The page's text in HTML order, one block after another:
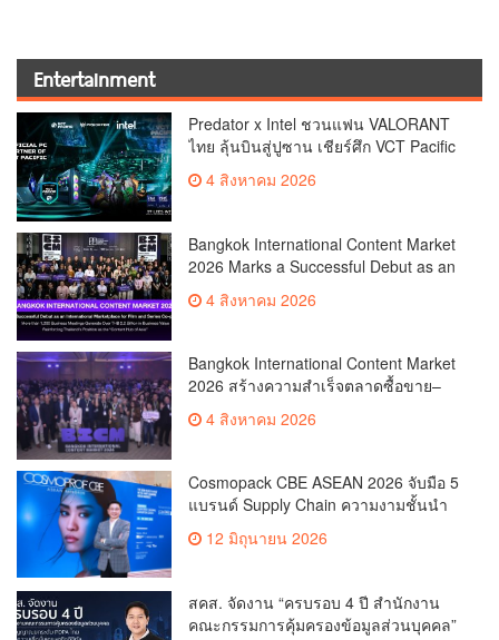
Entertainment
Predator x Intel ชวนแฟน VALORANT
ไทย ลุ้นบินสู่ปูซาน เชียร์ศึก VCT Pacific
Finals Busan ประเทศเกาหลีใต้ Predator
x Intel ชวนแฟน VALORANT ไทย ลุ้นบิน
สุดพิเศษตลอดทัวร์นาเมนต์
4 สิงหาคม 2026
Bangkok International Content Market
2026 Marks a Successful Debut as an
Series Co-productionMore than 1,200
THB 2.2 Billion in Business
ValueReinforcing Thailand’s Position
as the “Content Hub of Asia”
4 สิงหาคม 2026
Bangkok International Content Market
2026 สร้างความสำเร็จตลาดซื้อขาย–
ร่วมผลิตคอนเทนต์ภาพยนตร์และซีรีส์
ระดับนานาชาติเกิดการเจรจาธุรกิจกว่า
ตอกย้ำไทยสู่ “Content Hub of Asia”
4 สิงหาคม 2026
Cosmopack CBE ASEAN 2026 จับมือ 5
แบรนด์ Supply Chain ความงามชั้นนำ
เดินเครื่องโรงงานผลิตเครื่องสำอาง
จำลอง “The Sunscreen Factory” ไฮไลต์
Bangkok 2026
12 มิถุนายน 2026
สคส. จัดงาน “ครบรอบ 4 ปี สำนักงาน
คณะกรรมการคุ้มครองข้อมูลส่วนบุคคล”